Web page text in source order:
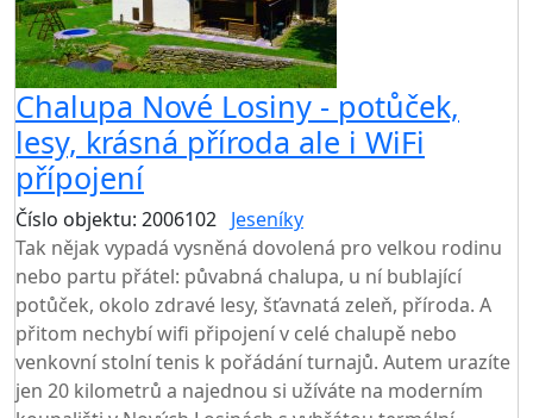
Chalupa Nové Losiny - potůček,
lesy, krásná příroda ale i WiFi
přípojení
Číslo objektu: 2006102 Jeseníky
Tak nějak vypadá vysněná dovolená pro velkou rodinu
nebo partu přátel: půvabná chalupa, u ní bublající
potůček, okolo zdravé lesy, šťavnatá zeleň, příroda. A
přitom nechybí wifi připojení v celé chalupě nebo
venkovní stolní tenis k pořádání turnajů. Autem urazíte
jen 20 kilometrů a najednou si užíváte na moderním